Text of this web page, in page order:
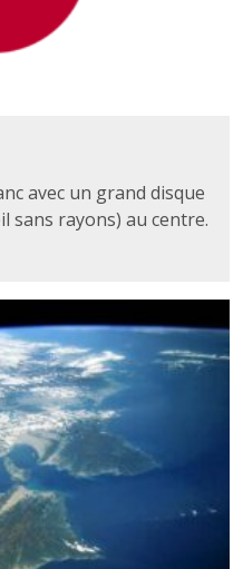
avec un grand disque
sans rayons) au centre.